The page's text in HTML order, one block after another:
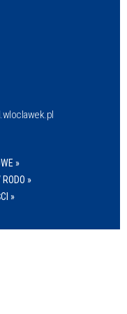
»
»
»